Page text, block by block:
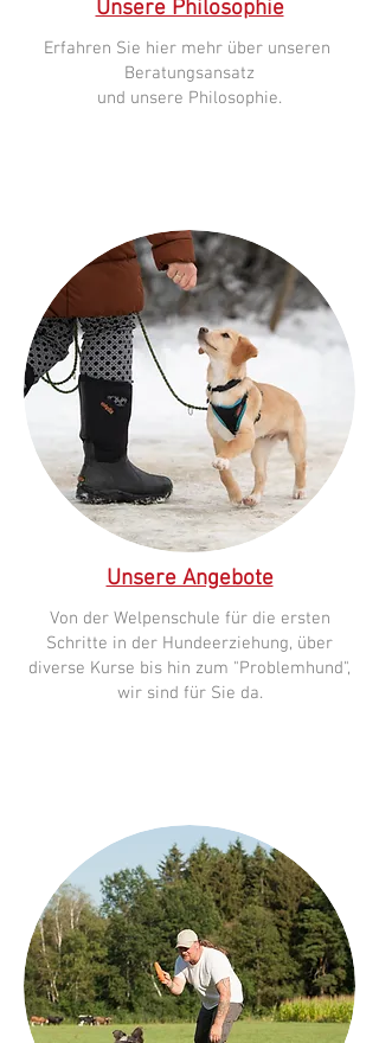
Unsere Philosophie
Erfahren Sie hier mehr über unseren
Beratungsansatz
und unsere Philosophie.
Unsere Angebote
Von der Welpenschule für die ersten
Schritte in der Hundeerziehung, über
diverse Kurse bis hin zum "Problemhund",
wir sind für Sie da.